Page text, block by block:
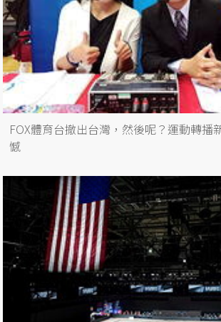
FOX體育台撤出台灣，然後呢？運動轉播
憾